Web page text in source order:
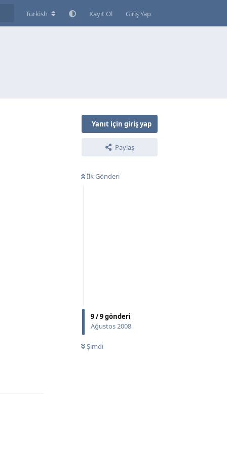
Turkish Kayıt Ol Giriş Yap
Yanıt için giriş yap
Paylaş
İlk Gönderi
9/9gönderi
Ağustos 2008
Şimdi